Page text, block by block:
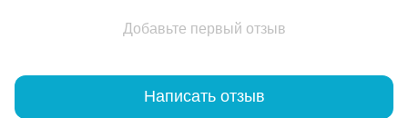
Добавьте первый отзыв
Написать отзыв